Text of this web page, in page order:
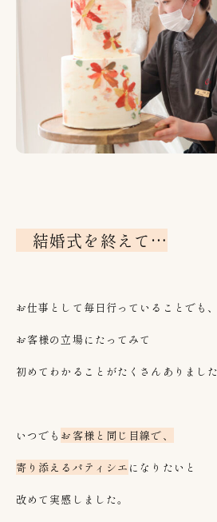
結婚式を終えて…
お仕事として毎日行っていることでも、
お客様の立場にたってみて
初めてわかることがたくさんありました
いつでも お客様と同じ目線で、
寄り添えるパティシエ になりたいと
改めて実感しました。